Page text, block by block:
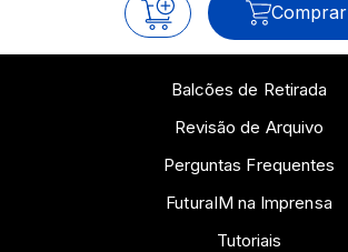
Comprar
Balcões de Retirada
Revisão de Arquivo
Perguntas Frequentes
FuturaIM na Imprensa
Tutoriais